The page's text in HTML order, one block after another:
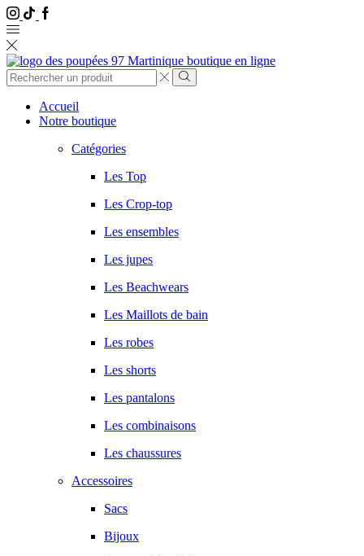
Instagram
Tik Facebook
Entrée
de
recherche
Chercher
Accueil
Notre boutique
Catégories
Les Top
Les Crop-top
Les ensembles
Les jupes
Les Beachwears
Les Maillots de bain
Les robes
Les shorts
Les pantalons
Les combinaisons
Les chaussures
Accessoires
Sacs
Bijoux